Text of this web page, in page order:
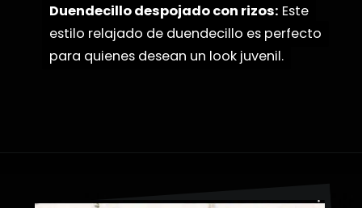
Duendecillo despojado con rizos: Este
estilo relajado de duendecillo es perfecto
para quienes desean un look juvenil.
Duendecillo despojado con rizos: Este
estilo relajado de duendecillo es perfecto
para quienes desean un look juvenil.